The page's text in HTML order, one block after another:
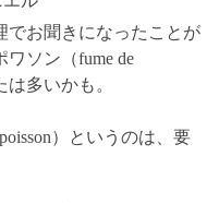
でお聞きになったことが
ソン（fume de
多いかも。
）というのは、要